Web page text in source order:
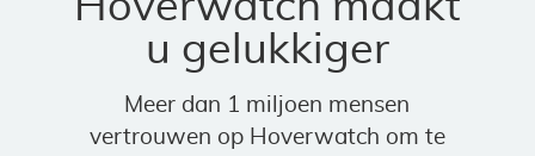
u gelukkiger
Meer dan 1 miljoen mensen
vertrouwen op Hoverwatch om te